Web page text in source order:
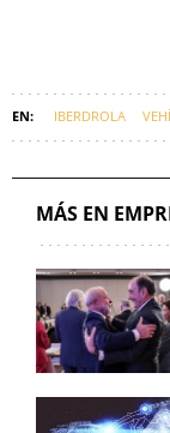
IBERDROLA
MÁS EN